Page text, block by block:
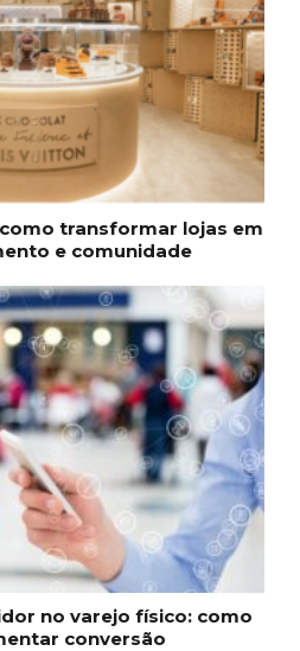
transformar lojas em
e comunidade
no varejo físico: como
conversão